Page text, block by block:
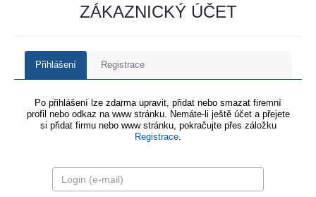
ZÁKAZNICKÝ ÚČET
Přihlášení Registrace
Po přihlášení lze zdarma upravit, přidat nebo smazat firemní
profil nebo odkaz na www stránku. Nemáte-li ještě účet a přejete
si přidat firmu nebo www stránku, pokračujte přes záložku
Registrace.